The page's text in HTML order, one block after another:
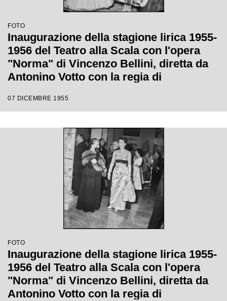
FOTO
Inaugurazione della stagione lirica 1955-
1956 del Teatro alla Scala con l'opera
"Norma" di Vincenzo Bellini, diretta da
Antonino Votto con la regia di
07 DICEMBRE 1955
FOTO
Inaugurazione della stagione lirica 1955-
1956 del Teatro alla Scala con l'opera
"Norma" di Vincenzo Bellini, diretta da
Antonino Votto con la regia di